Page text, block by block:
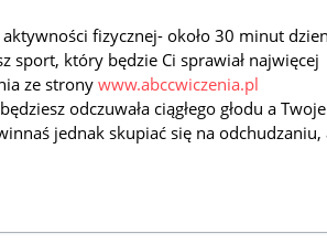
fizycznej- około 30 minut
sport, który będzie Ci sprawiał najwięcej
ze stronywww.abccwiczenia.pl
odczuwała ciągłego głodu a Twoje
jednak skupiać się na